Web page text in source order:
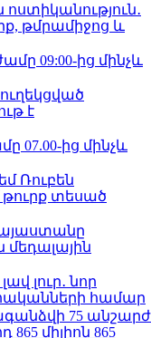
թմրամիջոց և
09:00-ից մինչև
է
07.00-ից մինչև
Ռուբեն
թուրք տեսած
լուր․ նոր
համար
75 անշարժ
865 միլիոն 865